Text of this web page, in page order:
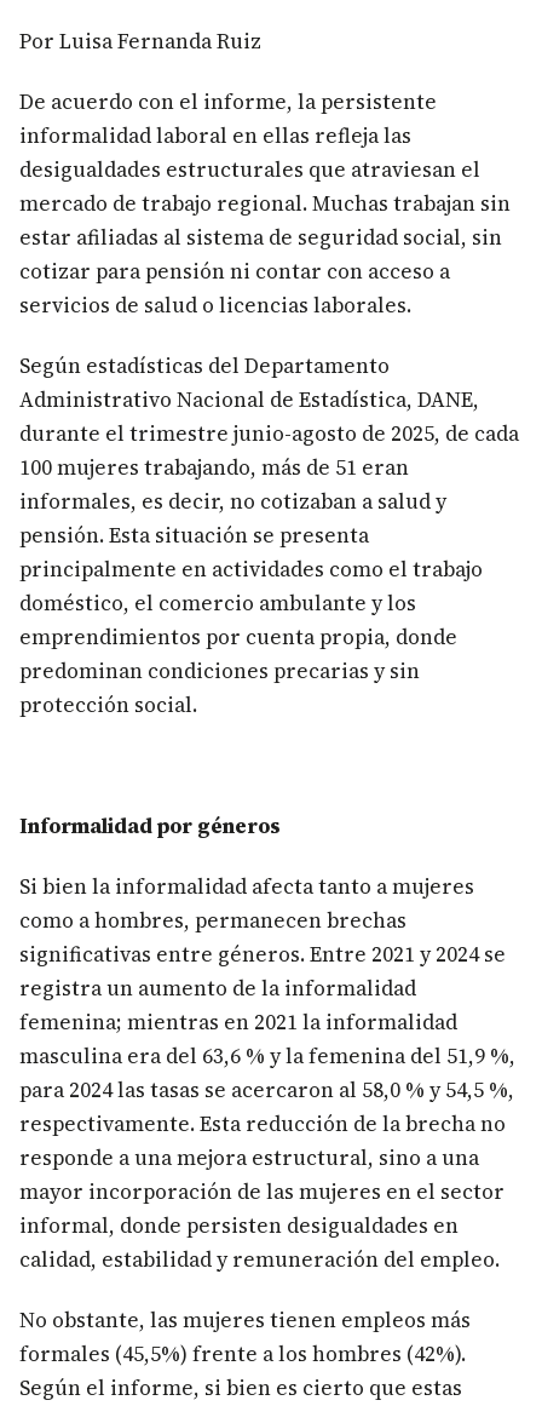
Por Luisa Fernanda Ruiz
De acuerdo con el informe, la persistente
informalidad laboral en ellas refleja las
desigualdades estructurales que atraviesan el
mercado de trabajo regional. Muchas trabajan sin
estar afiliadas al sistema de seguridad social, sin
cotizar para pensión ni contar con acceso a
servicios de salud o licencias laborales.
Según estadísticas del Departamento
Administrativo Nacional de Estadística, DANE,
durante el trimestre junio-agosto de 2025, de cada
100 mujeres trabajando, más de 51 eran
informales, es decir, no cotizaban a salud y
pensión. Esta situación se presenta
principalmente en actividades como el trabajo
doméstico, el comercio ambulante y los
emprendimientos por cuenta propia, donde
predominan condiciones precarias y sin
protección social.
Informalidad por géneros
Si bien la informalidad afecta tanto a mujeres
como a hombres, permanecen brechas
significativas entre géneros. Entre 2021 y 2024 se
registra un aumento de la informalidad
femenina; mientras en 2021 la informalidad
masculina era del 63,6 % y la femenina del 51,9 %,
para 2024 las tasas se acercaron al 58,0 % y 54,5 %,
respectivamente. Esta reducción de la brecha no
responde a una mejora estructural, sino a una
mayor incorporación de las mujeres en el sector
informal, donde persisten desigualdades en
calidad, estabilidad y remuneración del empleo.
No obstante, las mujeres tienen empleos más
formales (45,5%) frente a los hombres (42%).
Según el informe, si bien es cierto que estas